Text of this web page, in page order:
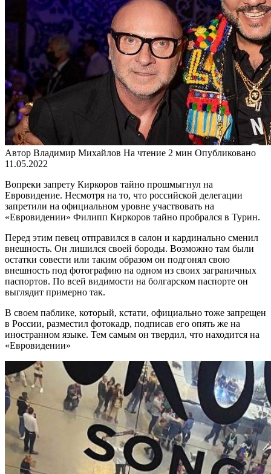
Автор Владимир Михайлов На чтение 2 мин Опубликовано
11.05.2022
Вопреки запрету Киркоров тайно прошмыгнул на
Евровидение. Несмотря на то, что российской делегации
запретили на официальном уровне участвовать на
«Евровидении» Филипп Киркоров тайно пробрался в Турин.
Перед этим певец отправился в салон и кардинально сменил
внешность. Он лишился своей бороды. Возможно там были
остатки совести или таким образом он подгонял свою
внешность под фотографию на одном из своих заграничных
паспортов. По всей видимости на болгарском паспорте он
выглядит примерно так.
В своем паблике, который, кстати, официально тоже запрещен
в России, разместил фотокадр, подписав его опять же на
иностранном языке. Тем самым он твердил, что находится на
«Евровидении»